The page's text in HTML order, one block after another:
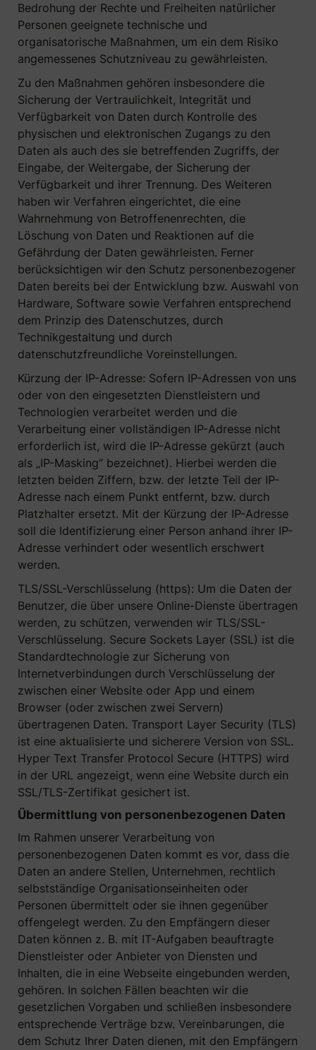
Bedrohung der Rechte und Freiheiten natürlicher
Personen geeignete technische und
organisatorische Maßnahmen, um ein dem Risiko
angemessenes Schutzniveau zu gewährleisten.
Zu den Maßnahmen gehören insbesondere die
Sicherung der Vertraulichkeit, Integrität und
Verfügbarkeit von Daten durch Kontrolle des
physischen und elektronischen Zugangs zu den
Daten als auch des sie betreffenden Zugriffs, der
Eingabe, der Weitergabe, der Sicherung der
Verfügbarkeit und ihrer Trennung. Des Weiteren
haben wir Verfahren eingerichtet, die eine
Wahrnehmung von Betroffenenrechten, die
Löschung von Daten und Reaktionen auf die
Gefährdung der Daten gewährleisten. Ferner
berücksichtigen wir den Schutz personenbezogener
Daten bereits bei der Entwicklung bzw. Auswahl von
Hardware, Software sowie Verfahren entsprechend
dem Prinzip des Datenschutzes, durch
Technikgestaltung und durch
datenschutzfreundliche Voreinstellungen.
Kürzung der IP-Adresse: Sofern IP-Adressen von uns
oder von den eingesetzten Dienstleistern und
Technologien verarbeitet werden und die
Verarbeitung einer vollständigen IP-Adresse nicht
erforderlich ist, wird die IP-Adresse gekürzt (auch
als „IP-Masking“ bezeichnet). Hierbei werden die
letzten beiden Ziffern, bzw. der letzte Teil der IP-
Adresse nach einem Punkt entfernt, bzw. durch
Platzhalter ersetzt. Mit der Kürzung der IP-Adresse
soll die Identifizierung einer Person anhand ihrer IP-
Adresse verhindert oder wesentlich erschwert
werden.
TLS/SSL-Verschlüsselung (https): Um die Daten der
Benutzer, die über unsere Online-Dienste übertragen
werden, zu schützen, verwenden wir TLS/SSL-
Verschlüsselung. Secure Sockets Layer (SSL) ist die
Standardtechnologie zur Sicherung von
Internetverbindungen durch Verschlüsselung der
zwischen einer Website oder App und einem
Browser (oder zwischen zwei Servern)
übertragenen Daten. Transport Layer Security (TLS)
ist eine aktualisierte und sicherere Version von SSL.
Hyper Text Transfer Protocol Secure (HTTPS) wird
in der URL angezeigt, wenn eine Website durch ein
SSL/TLS-Zertifikat gesichert ist.
Übermittlung von personenbezogenen Daten
Im Rahmen unserer Verarbeitung von
personenbezogenen Daten kommt es vor, dass die
Daten an andere Stellen, Unternehmen, rechtlich
selbstständige Organisationseinheiten oder
Personen übermittelt oder sie ihnen gegenüber
offengelegt werden. Zu den Empfängern dieser
Daten können z. B. mit IT-Aufgaben beauftragte
Dienstleister oder Anbieter von Diensten und
Inhalten, die in eine Webseite eingebunden werden,
gehören. In solchen Fällen beachten wir die
gesetzlichen Vorgaben und schließen insbesondere
entsprechende Verträge bzw. Vereinbarungen, die
dem Schutz Ihrer Daten dienen, mit den Empfängern